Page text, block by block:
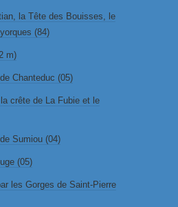
la Tête des Bouisses, le
(84)
m)
Chanteduc (05)
crête de La Fubie et le
Sumiou (04)
(05)
les Gorges de Saint-Pierre